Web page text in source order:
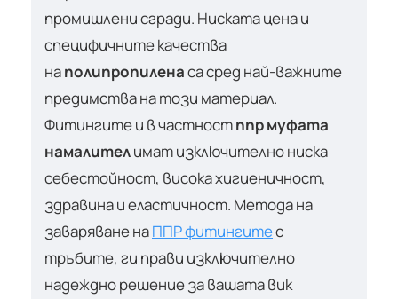
промишлени сгради. Ниската цена и
специфичните качества
наполипропиленаса сред най-важните
предимства на този материал.
Фитингите и в частностппр муфата
намалителимат изключително ниска
себестойност, висока хигиеничност,
здравина и еластичност. Метода на
заваряване наППР фитингитес
тръбите, ги прави изключително
надеждно решение за вашата вик